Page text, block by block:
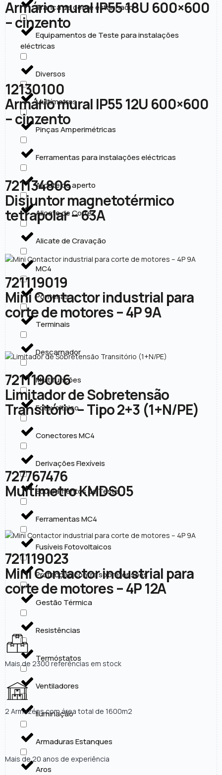
Trança de cobre estanhado
Equipamentos de Teste para instalações
eléctricas
Diversos
Multímetros
Pinças Amperimétricas
Ferramentas para instalações eléctricas
Alicate de aperto
Alicate de Corte
Alicate de Cravação
MC4
Ponteiras
Terminais
Descarnador
Multifunções
Fotovoltaico
Conectores MC4
Derivações Flexíveis
Equipamentos de Teste
Ferramentas MC4
Fusíveis Fotovoltaicos
Protecção contra sobretensões
Gestão Térmica
Resistências
Termóstatos
Ventiladores
Iluminação
Armaduras Estanques
Aros
Armário mural IP55 18U 600×600
– cinzento
12130100
Armário mural IP55 12U 600×600
– cinzento
721134806
Disjuntor magnetotérmico
tetrapolar – 63A
721119019
Mini Contactor industrial para
corte de motores – 4P 9A
721119006
Limitador de Sobretensão
Transitório – Tipo 2+3 (1+N/PE)
727767476
Multímetro KMDS05
721119023
Mini Contactor industrial para
corte de motores – 4P 12A
Mais de 2300 referências em stock
2 Armazéns com área total de 1600m2
Mais de 20 anos de experiência